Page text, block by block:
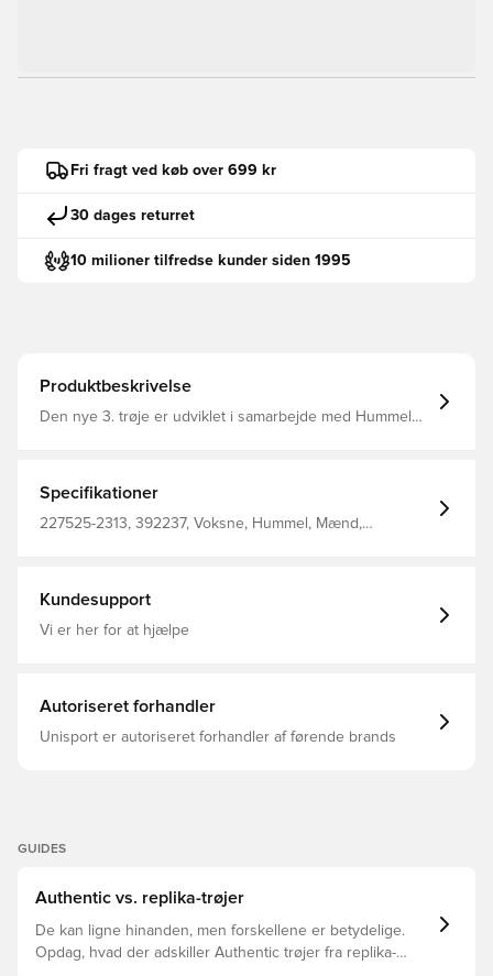
Fri fragt ved køb over 699 kr
30 dages returret
10 milioner tilfredse kunder siden 1995
Produktbeskrivelse
Den nye 3. trøje er udviklet i samarbejde med Hummel
hvilket afspejler den voksende trend med fodboldtrøjer
som en vigtig del af afslappet mode Skjorten er lavet af
hummels funktionelle og fugt-transporterende 'BeeCool'
Specifikationer
227525-2313, 392237, Voksne, Hummel, Mænd,
Kundesupport
Vi er her for at hjælpe
Autoriseret forhandler
Unisport er autoriseret forhandler af førende brands
GUIDES
Authentic vs. replika-trøjer
De kan ligne hinanden, men forskellene er betydelige.
Opdag, hvad der adskiller Authentic trøjer fra replika-